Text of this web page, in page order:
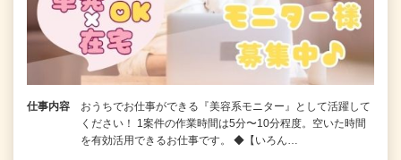
仕事内容
おうちでお仕事ができる『美容系モニター』として活躍して
ください！ 1案件の作業時間は5分〜10分程度。空いた時間
を有効活用できるお仕事です。 ◆【いろん…